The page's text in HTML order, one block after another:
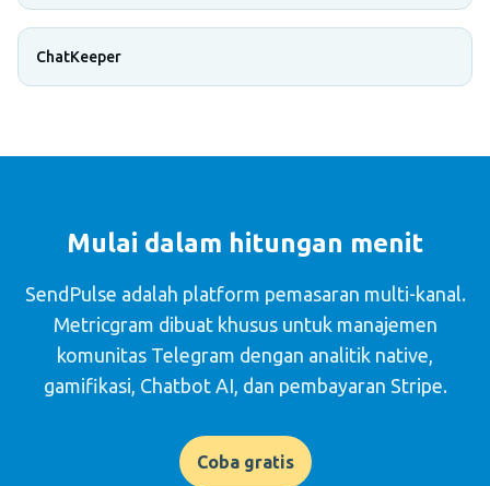
ChatKeeper
Mulai dalam hitungan menit
SendPulse adalah platform pemasaran multi-kanal.
Metricgram dibuat khusus untuk manajemen
komunitas Telegram dengan analitik native,
gamifikasi, Chatbot AI, dan pembayaran Stripe.
Coba gratis